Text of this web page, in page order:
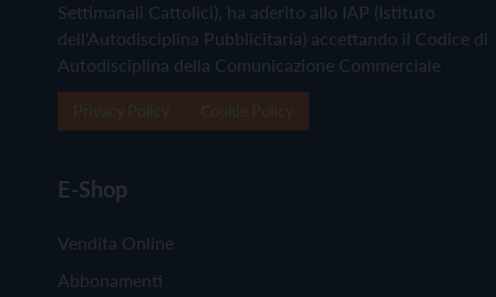
Settimanali Cattolici), ha aderito allo IAP (Istituto
dell'Autodisciplina Pubblicitaria) accettando il Codice di
Autodisciplina della Comunicazione Commerciale
E-Shop
Vendita Online
Abbonamenti